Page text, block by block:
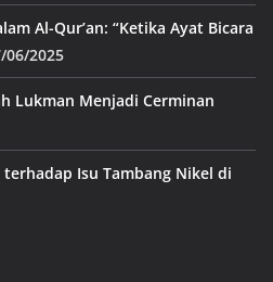
Al-Qur’an: “Ketika Ayat Bicara
06/2025
Lukman Menjadi Cerminan
Isu Tambang Nikel di